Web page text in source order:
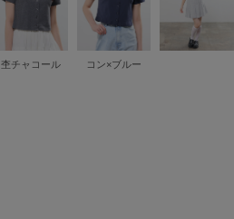
杢チャコール コン×ブルー